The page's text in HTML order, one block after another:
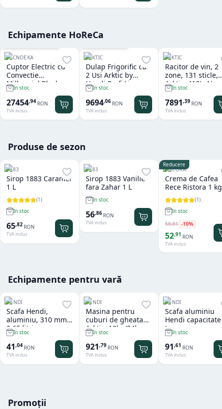
Echipamente HoReCa
TECNOEKA
Cuptor Electric cu
Convectie
Millennial Black
Mask Gastro 11 tavi
x GN 1/1 Tecnoeka
In stoc
27454,94 RON
TVA inclus
ARKTIC
Dulap Frigorific cu
2 Usi Arktic by
Hendi Profi Line
Seria 800 - 1.240 L
In stoc
9694,06 RON
TVA inclus
ARKTIC
Racitor de vin, 2
zone, 131 sticle,
Arktic, 418L,
In stoc
7891,39 RON
TVA inclus
Produse de sezon
1883
Sirop 1883 Caramel
1 L
(1)
In stoc
65,82 RON
TVA inclus
1883
Sirop 1883 Vanilie
fara Zahar 1 L
In stoc
56,86 RON
TVA inclus
Reducere
RISTORA
Crema de Cafea
Rece Ristora 1 kg
(1)
In stoc
58,81 -10%
52,91 RON
TVA inclus
Echipamente pentru vară
HENDI
Scafa Hendi,
aluminiu, 310 mm,
0.65 litri
In stoc
41,04 RON
TVA inclus
HENDI
Masina pentru
cuburi de gheata
Arktic, 12kg/24h
In stoc
921,79 RON
TVA inclus
HENDI
Scafa aluminiu
Hendi
L In stoc
91,61 RON
TVA inclus
Promoții